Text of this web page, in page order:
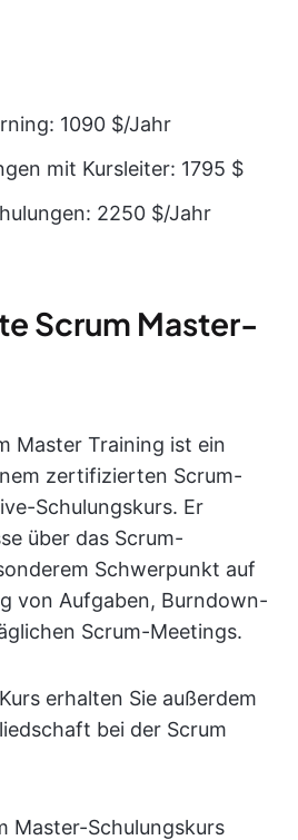
1090 $/Jahr
mit Kursleiter: 1795 $
2250 $/Jahr
Scrum Master-
Master Training ist ein
zertifizierten Scrum-
Schulungskurs. Er
über das Scrum-
Schwerpunkt auf
von Aufgaben, Burndown-
Scrum-Meetings.
erhalten Sie außerdem
bei der Scrum
Master-Schulungskurs